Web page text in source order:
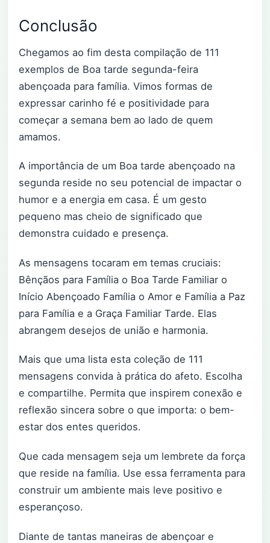
Conclusão
Chegamos ao fim desta compilação de 111
exemplos de Boa tarde segunda-feira
abençoada para família. Vimos formas de
expressar carinho fé e positividade para
começar a semana bem ao lado de quem
amamos.
A importância de um Boa tarde abençoado na
segunda reside no seu potencial de impactar o
humor e a energia em casa. É um gesto
pequeno mas cheio de significado que
demonstra cuidado e presença.
As mensagens tocaram em temas cruciais:
Bênçãos para Família o Boa Tarde Familiar o
Início Abençoado Família o Amor e Família a Paz
para Família e a Graça Familiar Tarde. Elas
abrangem desejos de união e harmonia.
Mais que uma lista esta coleção de 111
mensagens convida à prática do afeto. Escolha
e compartilhe. Permita que inspirem conexão e
reflexão sincera sobre o que importa: o bem-
estar dos entes queridos.
Que cada mensagem seja um lembrete da força
que reside na família. Use essa ferramenta para
construir um ambiente mais leve positivo e
esperançoso.
Diante de tantas maneiras de abençoar e